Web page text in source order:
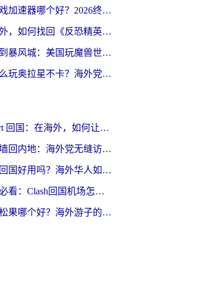
海外游戏加速器哪个好？2026终极指南帮你畅玩国服+解决卡顿难题
身在海外，如何找回《反恐精英：全球攻势》国服的丝滑手感？一份给你的终极指南
从纽约到暴风城：美国玩魔兽世界，如何找到你的最佳网络航线
日本怎么玩奥拉星不卡？海外党国服游戏加速器选择全攻略
Openwrt 回国：在海外，如何让家的网络触手可及
香港翻墙回内地：海外党无缝访问国内资源的加速器选择全攻略
迅游和回国好用吗？海外华人如何选择靠谱的回国加速器
海外党必看：Clash回国机场怎么选？一篇搞定无缝访问国内资源的全攻略
穿梭和松果哪个好？海外游子的数字归乡路，到底该怎么选